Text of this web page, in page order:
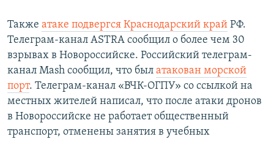
Также атаке подвергся Краснодарский край РФ.
Телеграм-канал ASTRA сообщил о более чем 30
взрывах в Новороссийске. Российский телеграм-
канал Мash сообщил, что был атакован морской
порт. Телеграм-канал «ВЧК-ОГПУ» со ссылкой на
местных жителей написал, что после атаки дронов
в Новороссийске не работает общественный
транспорт, отменены занятия в учебных